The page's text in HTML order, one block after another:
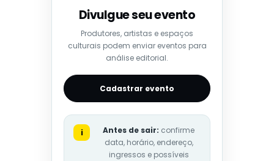
Divulgue seu evento
Produtores, artistas e espaços
culturais podem enviar eventos para
análise editorial.
Cadastrar evento
i Antes de sair: confirme
data, horário, endereço,
ingressos e possíveis